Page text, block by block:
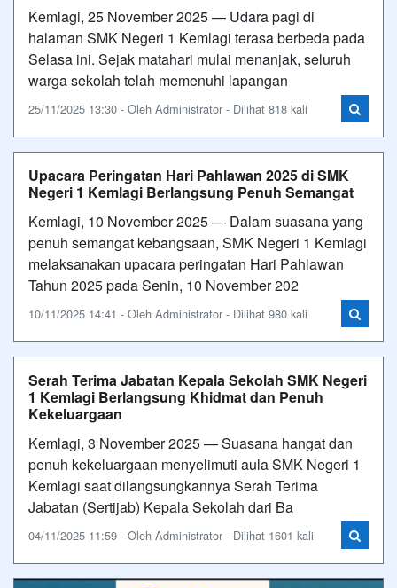
Kemlagi, 25 November 2025 — Udara pagi di
halaman SMK Negeri 1 Kemlagi terasa berbeda pada
Selasa ini. Sejak matahari mulai menanjak, seluruh
warga sekolah telah memenuhi lapangan
25/11/2025 13:30 - Oleh Administrator - Dilihat 818 kali
Upacara Peringatan Hari Pahlawan 2025 di SMK
Negeri 1 Kemlagi Berlangsung Penuh Semangat
Kemlagi, 10 November 2025 — Dalam suasana yang
penuh semangat kebangsaan, SMK Negeri 1 Kemlagi
melaksanakan upacara peringatan Hari Pahlawan
Tahun 2025 pada Senin, 10 November 202
10/11/2025 14:41 - Oleh Administrator - Dilihat 980 kali
Serah Terima Jabatan Kepala Sekolah SMK Negeri
1 Kemlagi Berlangsung Khidmat dan Penuh
Kekeluargaan
Kemlagi, 3 November 2025 — Suasana hangat dan
penuh kekeluargaan menyelimuti aula SMK Negeri 1
Kemlagi saat dilangsungkannya Serah Terima
Jabatan (Sertijab) Kepala Sekolah dari Ba
04/11/2025 11:59 - Oleh Administrator - Dilihat 1601 kali